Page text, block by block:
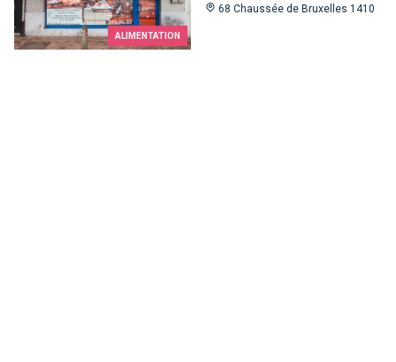
ALIMENTATION
68 Chaussée de Bruxelles 1410